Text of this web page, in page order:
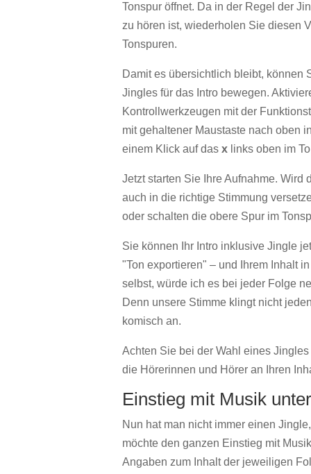
Tonspur öffnet. Da in der Regel der
zu hören ist, wiederholen Sie diesen
Tonspuren.
Damit es übersichtlich bleibt, können
Jingles für das Intro bewegen.
Kontrollwerkzeugen mit der
mit gehaltener Maustaste nach oben
einem Klick auf dasx links oben im
Jetzt starten Sie Ihre Aufnahme.
auch in die richtige Stimmung
oder schalten die obere Spur im
Sie können Ihr Intro inklusive Jingle
"Ton exportieren" – und Ihrem Inhalt
selbst, würde ich es bei jeder Folge
Denn unsere Stimme klingt nicht
komisch an.
Achten Sie bei der Wahl eines
die Hörerinnen und Hörer an Ihren
Einstieg mit Musik
Nun hat man nicht immer einen
möchte den ganzen Einstieg mit
Angaben zum Inhalt der jeweiligen